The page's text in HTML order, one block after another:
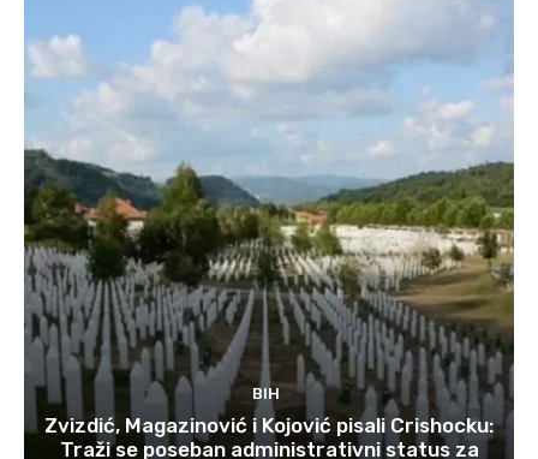
BIH
Zvizdić, Magazinović i Kojović pisali Crishocku:
Traži se poseban administrativni status za